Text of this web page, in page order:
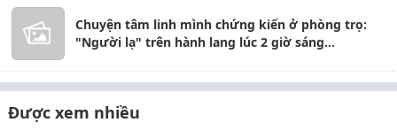
Chuyện tâm linh mình chứng kiến ở phòng trọ:
"Người lạ" trên hành lang lúc 2 giờ sáng...
Được xem nhiều